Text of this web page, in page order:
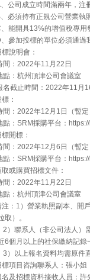
司成立時間滿兩年，注
須持有正規公司營業執
開具13%的增值稅專用
加投標的單位必須通過
說明會：
：2022年11月22日
：杭州頂津公司會議室
截止時間：2022年11月
：
：2022年12月1日（暫定
：SRM採購平台：https://
開標：
：2022年12月6日（暫定
：SRM採購平台：https://
或購買招標文件：
：2022年11月22日
：杭州頂津公司會議室
注：1）營業執照副本、開
取）。
系人（非公司法人）需
6個月以上的社保繳納記錄
上報名資料均需原件直
標項目咨詢聯系人：張小
名及招標資料接收人員：